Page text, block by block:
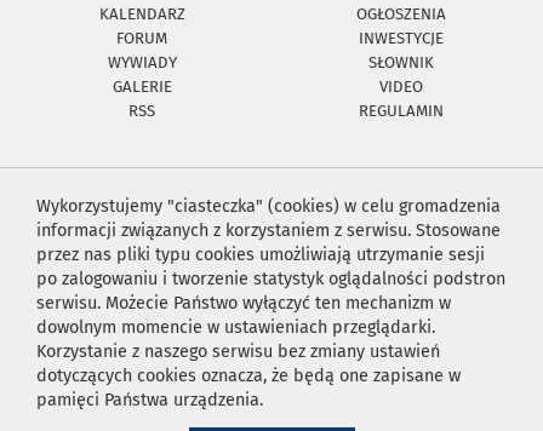
KALENDARZ
OGŁOSZENIA
FORUM
INWESTYCJE
WYWIADY
SŁOWNIK
GALERIE
VIDEO
RSS
REGULAMIN
Wykorzystujemy "ciasteczka" (cookies) w celu gromadzenia
informacji związanych z korzystaniem z serwisu. Stosowane
przez nas pliki typu cookies umożliwiają utrzymanie sesji
po zalogowaniu i tworzenie statystyk oglądalności podstron
serwisu. Możecie Państwo wyłączyć ten mechanizm w
dowolnym momencie w ustawieniach przeglądarki.
Korzystanie z naszego serwisu bez zmiany ustawień
dotyczących cookies oznacza, że będą one zapisane w
pamięci Państwa urządzenia.